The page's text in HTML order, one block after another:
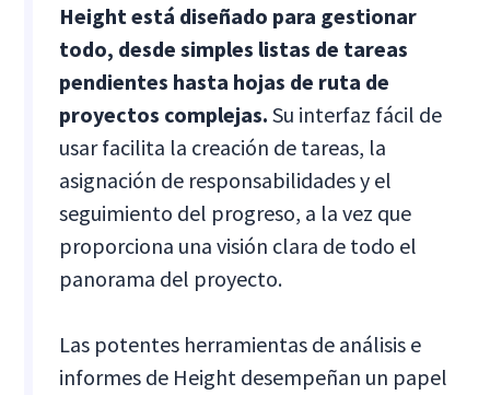
Height está diseñado para gestionar
todo, desde simples listas de tareas
pendientes hasta hojas de ruta de
proyectos complejas.Su interfaz fácil de
usar facilita la creación de tareas, la
asignación de responsabilidades y el
seguimiento del progreso, a la vez que
proporciona una visión clara de todo el
panorama del proyecto.
Las potentes herramientas de análisis e
informes de Height desempeñan un papel